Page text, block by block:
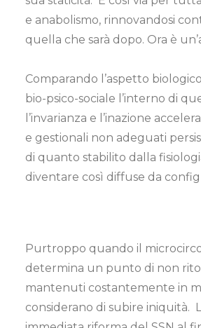
e anabolismo, rinnovandosi
quella che sarà dopo. Ora è
Comparando l’aspetto
bio-psico-sociale l’interno di
l’invarianza e l’inazione
e gestionali non adeguati
di quanto stabilito dalla
diventare così diffuse da
Purtroppo quando il
determina un punto di non
mantenuti costantemente in
considerano di subire iniquità.